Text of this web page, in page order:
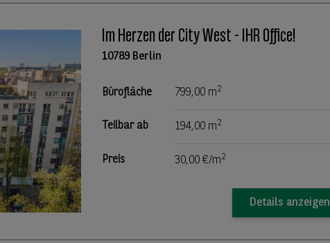
Im Herzen der City West - IHR Office!
10789 Berlin
Bürofläche 799,00 m2
Teilbar ab 194,00 m2
Preis 30,00 €/m2
Details anzeigen